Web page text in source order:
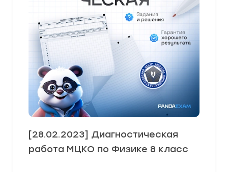
[28.02.2023] Диагностическая
работа МЦКО по Физике 8 класс